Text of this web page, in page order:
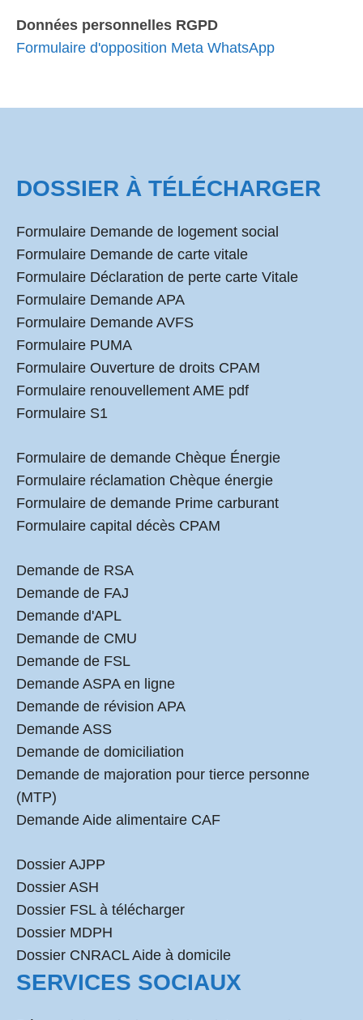
Données personnelles RGPD
Formulaire d'opposition Meta WhatsApp
DOSSIER À TÉLÉCHARGER
Formulaire Demande de logement social
Formulaire Demande de carte vitale
Formulaire Déclaration de perte carte Vitale
Formulaire Demande APA
Formulaire Demande AVFS
Formulaire PUMA
Formulaire Ouverture de droits CPAM
Formulaire renouvellement AME pdf
Formulaire S1
Formulaire de demande Chèque Énergie
Formulaire réclamation Chèque énergie
Formulaire de demande Prime carburant
Formulaire capital décès CPAM
Demande de RSA
Demande de FAJ
Demande d'APL
Demande de CMU
Demande de FSL
Demande ASPA en ligne
Demande de révision APA
Demande ASS
Demande de domiciliation
Demande de majoration pour tierce personne
(MTP)
Demande Aide alimentaire CAF
Dossier AJPP
Dossier ASH
Dossier FSL à télécharger
Dossier MDPH
Dossier CNRACL Aide à domicile
SERVICES SOCIAUX